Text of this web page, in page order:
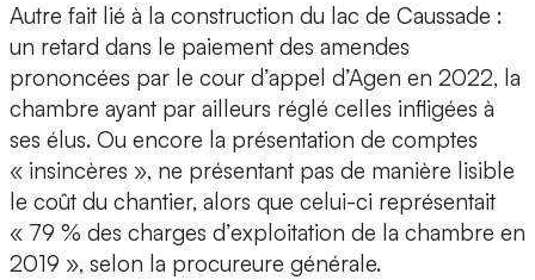
Autre fait lié à la construction du lac de Caussade :
un retard dans le paiement des amendes
prononcées par le cour d’appel d’Agen en 2022, la
chambre ayant par ailleurs réglé celles infligées à
ses élus. Ou encore la présentation de comptes
« insincères », ne présentant pas de manière lisible
le coût du chantier, alors que celui-ci représentait
« 79 % des charges d’exploitation de la chambre en
2019 », selon la procureure générale.